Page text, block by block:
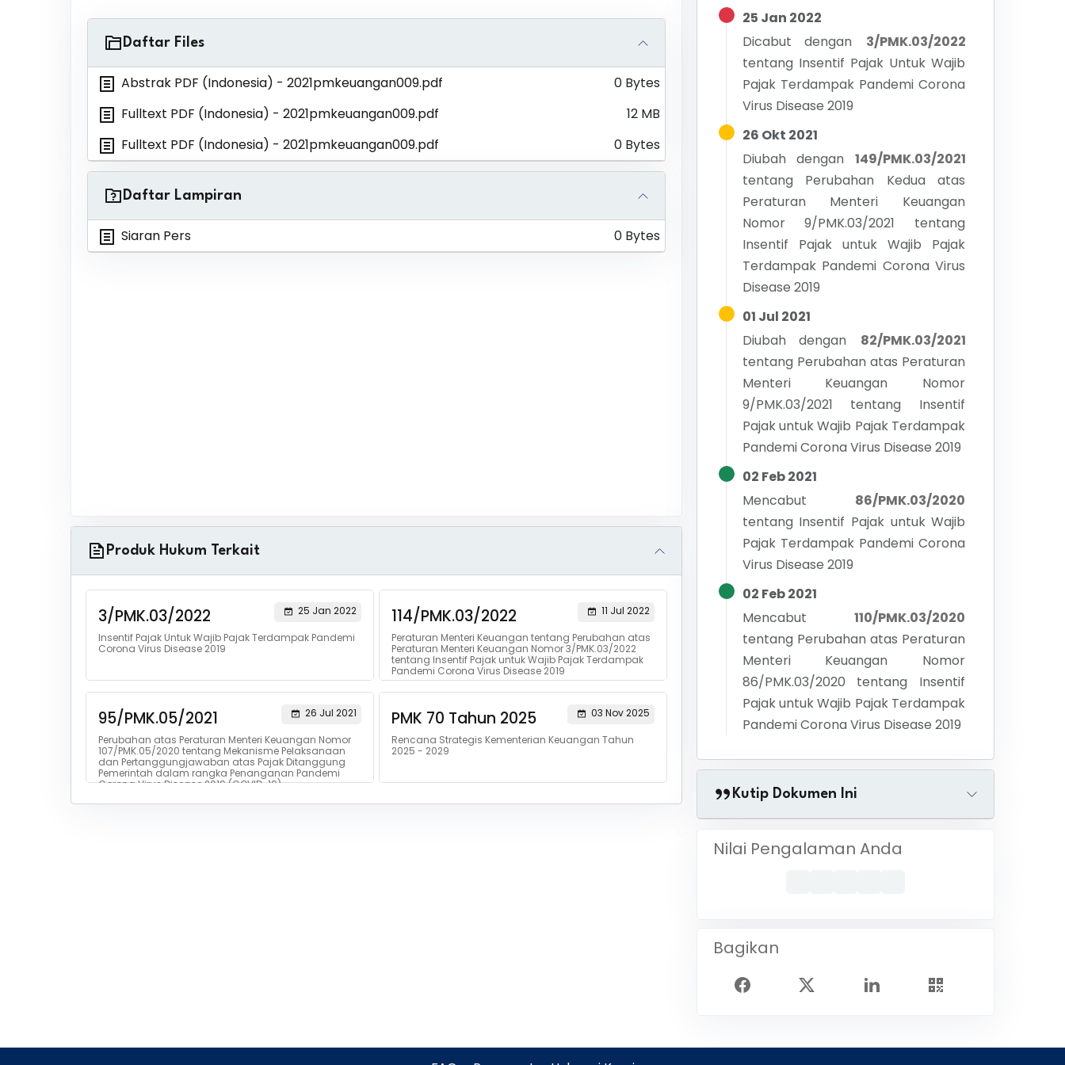
Daftar Files
Abstrak PDF (Indonesia) - 2021pmkeuangan009.pdf
0 Bytes
Fulltext PDF (Indonesia) - 2021pmkeuangan009.pdf
12 MB
Fulltext PDF (Indonesia) - 2021pmkeuangan009.pdf 0 Bytes
Daftar Lampiran
Siaran Pers 0 Bytes
Produk Hukum Terkait
3/PMK.03/2022
25 Jan 2022
Insentif Pajak Untuk Wajib Pajak Terdampak Pandemi
Corona Virus Disease 2019
114/PMK.03/2022
11 Jul 2022
Peraturan Menteri Keuangan tentang Perubahan atas
Peraturan Menteri Keuangan Nomor 3/PMK.03/2022
tentang Insentif Pajak untuk Wajib Pajak Terdampak
Pandemi Corona Virus Disease 2019
95/PMK.05/2021
26 Jul 2021
Perubahan atas Peraturan Menteri Keuangan Nomor
107/PMK.05/2020 tentang Mekanisme Pelaksanaan
dan Pertanggungjawaban atas Pajak Ditanggung
Pemerintah dalam rangka Penanganan Pandemi
Corona Virus Disease 2019 (COVID-19)
PMK 70 Tahun 2025
03 Nov 2025
Rencana Strategis Kementerian Keuangan Tahun
2025 - 2029
25 Jan 2022
Dicabut dengan
3/PMK.03/2022
tentang Insentif Pajak Untuk Wajib
Pajak Terdampak Pandemi Corona
Virus Disease 2019
26 Okt 2021
Diubah dengan
149/PMK.03/2021
tentang Perubahan Kedua atas
Peraturan Menteri Keuangan
Nomor 9/PMK.03/2021 tentang
Insentif Pajak untuk Wajib Pajak
Terdampak Pandemi Corona Virus
Disease 2019
01 Jul 2021
Diubah dengan
82/PMK.03/2021
tentang Perubahan atas Peraturan
Menteri Keuangan Nomor
9/PMK.03/2021 tentang Insentif
Pajak untuk Wajib Pajak Terdampak
Pandemi Corona Virus Disease 2019
02 Feb 2021
Mencabut
86/PMK.03/2020
tentang Insentif Pajak untuk Wajib
Pajak Terdampak Pandemi Corona
Virus Disease 2019
02 Feb 2021
Mencabut
110/PMK.03/2020
tentang Perubahan atas Peraturan
Menteri Keuangan Nomor
86/PMK.03/2020 tentang Insentif
Pajak untuk Wajib Pajak Terdampak
Pandemi Corona Virus Disease 2019
Kutip Dokumen Ini
Nilai Pengalaman Anda
Bagikan